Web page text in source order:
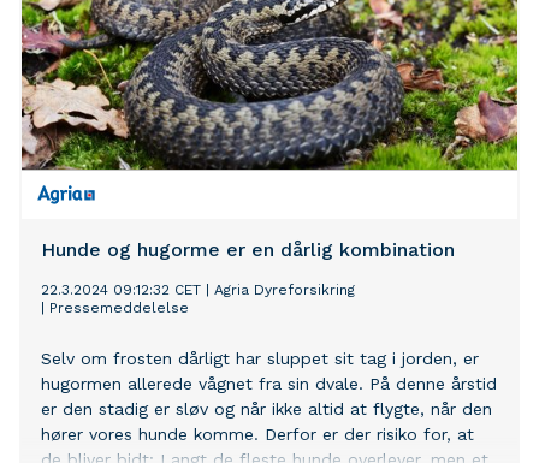
kommer i nærkontakt med en fjæsing.
Hunde og hugorme er en dårlig kombination
22.3.2024 09:12:32 CET
Agria Dyreforsikring
Pressemeddelelse
Selv om frosten dårligt har sluppet sit tag i jorden, er
hugormen allerede vågnet fra sin dvale. På denne årstid
er den stadig er sløv og når ikke altid at flygte, når den
hører vores hunde komme. Derfor er der risiko for, at